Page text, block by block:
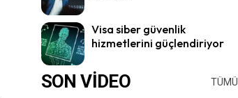
Visa siber güvenlik
hizmetlerini güçlendiriyor
SON VİDEO TÜMÜ